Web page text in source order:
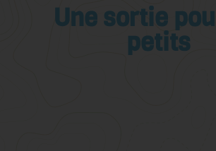
Une sortie
petits